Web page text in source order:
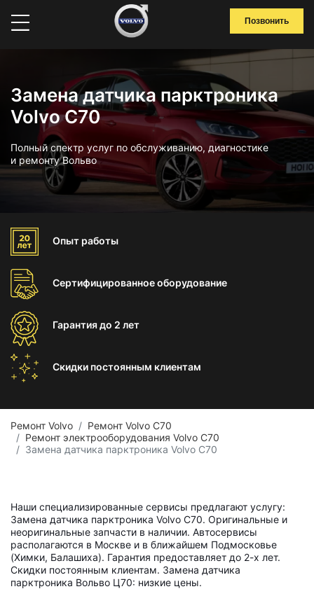
Позвонить
Замена датчика парктроника
Volvo C70
Полный спектр услуг по обслуживанию, диагностике
и ремонту Вольво
Опыт работы
Сертифицированноеоборудование
Гарантиядо 2 лет
Скидки постоянным клиентам
Ремонт Volvo
Ремонт Volvo C70
Ремонт электрооборудования Volvo C70
Замена датчика парктроника Volvo C70
Наши специализированные сервисы предлагают услугу:
Замена датчика парктроника Volvo C70. Оригинальные и
неоригинальные запчасти в наличии. Автосервисы
располагаются в Москве и в ближайшем Подмосковье
(Химки, Балашиха). Гарантия предоставляет до 2-х лет.
Скидки постоянным клиентам. Замена датчика
парктроника Вольво Ц70: низкие цены.